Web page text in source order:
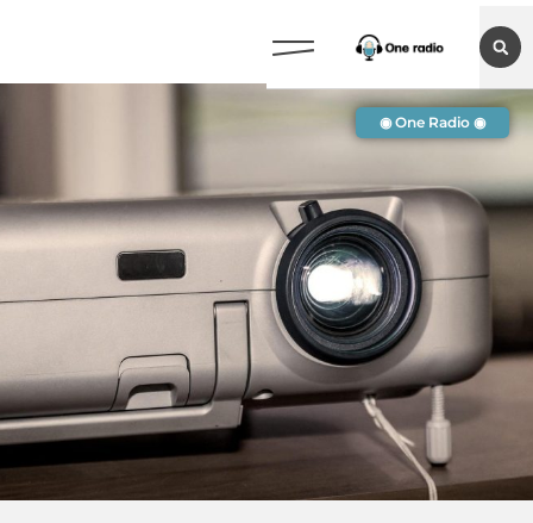
◉ One Radio ◉